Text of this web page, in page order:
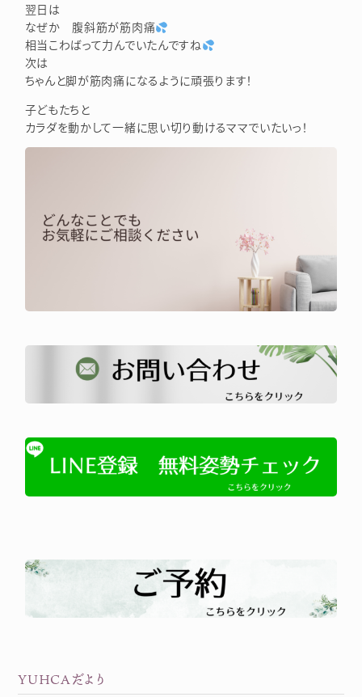
翌日は
なぜか 腹斜筋が筋肉痛
相当こわばって力んでいたんですね
次は
ちゃんと脚が筋肉痛になるように頑張ります！
子どもたちと
カラダを動かして一緒に思い切り動けるママでいたいっ！
YUHCAだより